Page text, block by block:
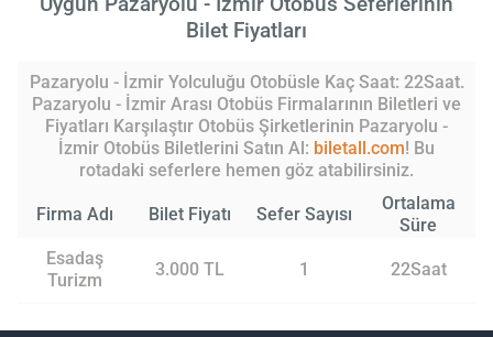
Bilet Fiyatları
Pazaryolu - İzmir Yolculuğu Otobüsle Kaç Saat: 22Saat.
Pazaryolu - İzmir Arası Otobüs Firmalarının Biletleri ve
Fiyatları Karşılaştır Otobüs Şirketlerinin Pazaryolu -
İzmir Otobüs Biletlerini Satın Al: biletall.com! Bu
rotadaki seferlere hemen göz atabilirsiniz.
Firma Adı Bilet Fiyatı Sefer Sayısı
Ortalama
Süre
Esadaş
Turizm
3.000 TL 1 22Saat